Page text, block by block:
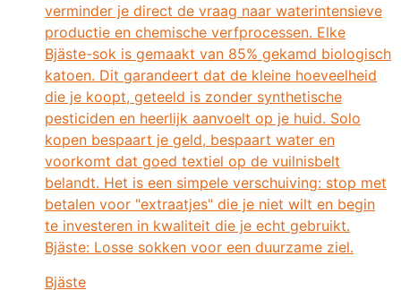
verminder je direct de vraag naar waterintensieve
productie en chemische verfprocessen. Elke
Bjäste-sok is gemaakt van 85% gekamd biologisch
katoen. Dit garandeert dat de kleine hoeveelheid
die je koopt, geteeld is zonder synthetische
pesticiden en heerlijk aanvoelt op je huid. Solo
kopen bespaart je geld, bespaart water en
voorkomt dat goed textiel op de vuilnisbelt
belandt. Het is een simpele verschuiving: stop met
betalen voor "extraatjes" die je niet wilt en begin
te investeren in kwaliteit die je echt gebruikt.
Bjäste: Losse sokken voor een duurzame ziel.
Bjäste